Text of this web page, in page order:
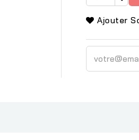
Ajouter